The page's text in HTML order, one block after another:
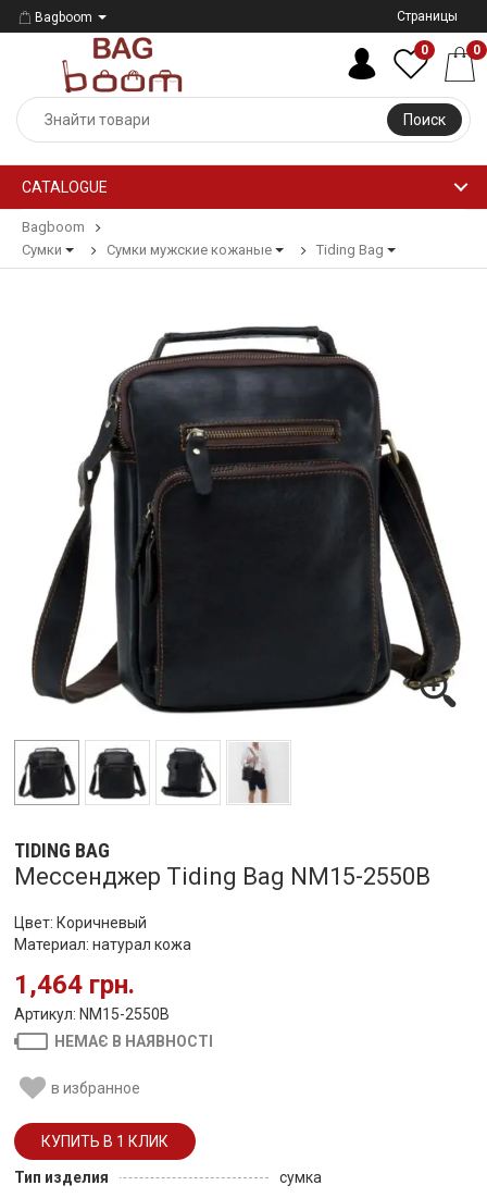
Bagboom Страницы
Поиск
0 0
CATALOGUE
Bagboom
Сумки
Сумки мужские кожаные Tiding Bag
TIDING BAG
Мессенджер Tiding Bag NM15-2550B
Цвет: Коричневый
Материал: натурал кожа
1,464 грн.
Артикул: NM15-2550B
НЕМАЄ В НАЯВНОСТІ
в избранное
Тип изделия
сумка